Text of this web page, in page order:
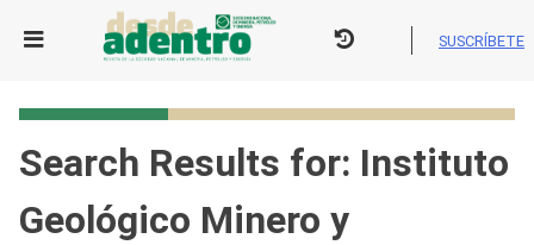
SUSCRÍBETE
Search Results for: Instituto
Geológico Minero y